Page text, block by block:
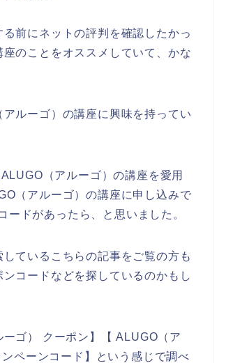
前にネットの評判を確認したかっ
のことをオススメしていて、かな
ルーゴ）の講座に興味を持ってい
（アルーゴ）の講座を愛用
（アルーゴ）の講座に申し込みで
ドがあったら、と思いました。
ているこちらの記事をご覧の方も
コードなどを探しているのかもし
ゴ） クーポン】【 ALUGO（ア
ペーンコード】という感じで調べ